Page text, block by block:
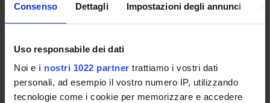
Consenso Dettagli Impostazioni degli annunci
Uso responsabile dei dati
Noi e i nostri 1022 partner trattiamo i vostri dati
personali, ad esempio il vostro numero IP, utilizzando
tecnologie come i cookie per memorizzare e accedere
BERTAUD, Madeleine, Rodrigue et Chimène: la formation du
couple héroïque, in RONZEAUD, Pierre, Corneille, Le Cid,
Paris, Klincksieck, 2011, pp. 119-135;
DOUBROVSKI, Serge, Corneille ou la dialectique du héros,
Paris, Gallimard («Tel»), 1963 (pages indiquées pendant le
cours) ;